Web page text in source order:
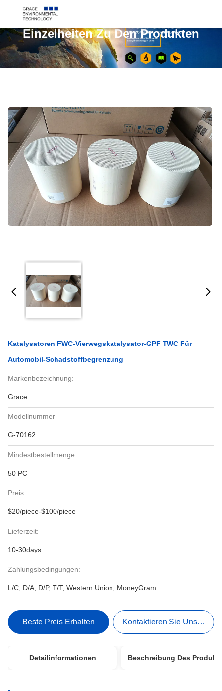
Einzelheiten Zu Den Produkten
Katalysatoren FWC-Vierwegskatalysator-GPF TWC Für
Automobil-Schadstoffbegrenzung
Markenbezeichnung:
Grace
Modellnummer:
G-70162
Mindestbestellmenge:
50 PC
Preis:
$20/piece-$100/piece
Lieferzeit:
10-30days
Zahlungsbedingungen:
L/C, D/A, D/P, T/T, Western Union, MoneyGram
Beste Preis Erhalten Kontaktieren Sie Uns Jetzt
Detailinformationen Beschreibung Des